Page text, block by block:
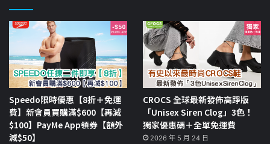
Speedo限時優惠【8折＋免運
費】新會員買購滿$600【再減
$100】PayMe App領券【額外
減$50】
CROCS 全球最新發佈高踭版
「Unisex Siren Clog」3色！
獨家優惠碼＋全單免運費
2026 年 5 月 24 日